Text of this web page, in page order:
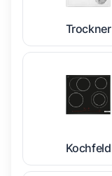
Trockner
Kochfeld